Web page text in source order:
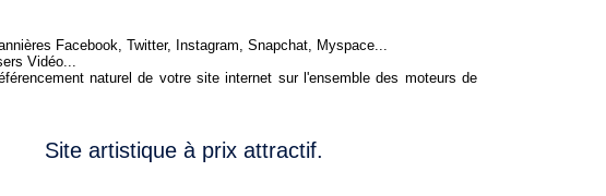
Facebook, Twitter, Instagram, Snapchat, Myspace...
Vidéo...
naturel de votre site internet sur l'ensemble des moteurs de
Site artistique à prix attractif.